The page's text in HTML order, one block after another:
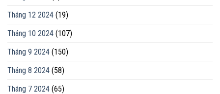
Tháng 12 2024 (19)
Tháng 10 2024 (107)
Tháng 9 2024 (150)
Tháng 8 2024 (58)
Tháng 7 2024 (65)